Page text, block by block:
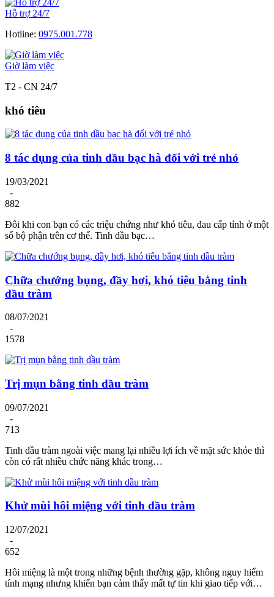
Hỗ trợ 24/7
Hotline: 0975.001.778
Giờ làm việc
T2 - CN 24/7
khó tiêu
8 tác dụng của tinh dầu bạc hà đối với trẻ nhỏ
19/03/2021
-
882
Đôi khi con bạn có các triệu chứng như khó tiêu, đau cấp tính ở một
số bộ phận trên cơ thể. Tinh dầu bạc…
Chữa chướng bụng, đầy hơi, khó tiêu bằng tinh
dầu tràm
08/07/2021
-
1578
Trị mụn bằng tinh dầu tràm
09/07/2021
-
713
Tinh dầu tràm ngoài việc mang lại nhiều lợi ích về mặt sức khỏe thì
còn có rất nhiều chức năng khác trong…
Khử mùi hôi miệng với tinh dầu tràm
12/07/2021
-
652
Hôi miệng là một trong những bệnh thường gặp, không nguy hiểm
tính mạng nhưng khiến bạn cảm thấy mất tự tin khi giao tiếp với…